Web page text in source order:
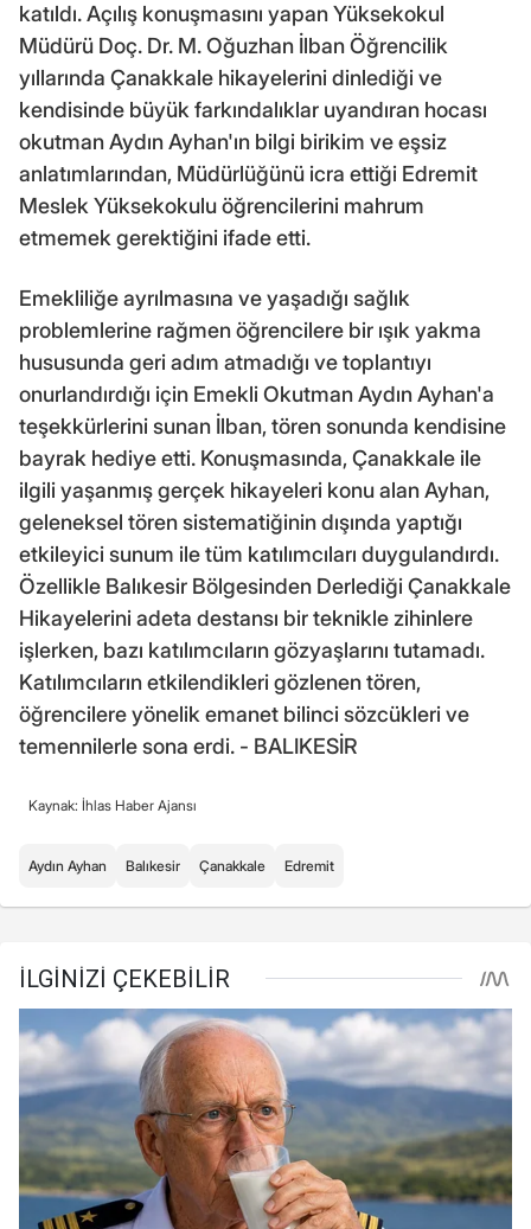
katıldı. Açılış konuşmasını yapan Yüksekokul
Müdürü Doç. Dr. M. Oğuzhan İlban Öğrencilik
yıllarında Çanakkale hikayelerini dinlediği ve
kendisinde büyük farkındalıklar uyandıran hocası
okutman Aydın Ayhan'ın bilgi birikim ve eşsiz
anlatımlarından, Müdürlüğünü icra ettiği Edremit
Meslek Yüksekokulu öğrencilerini mahrum
etmemek gerektiğini ifade etti.
Emekliliğe ayrılmasına ve yaşadığı sağlık
problemlerine rağmen öğrencilere bir ışık yakma
hususunda geri adım atmadığı ve toplantıyı
onurlandırdığı için Emekli Okutman Aydın Ayhan'a
teşekkürlerini sunan İlban, tören sonunda kendisine
bayrak hediye etti. Konuşmasında, Çanakkale ile
ilgili yaşanmış gerçek hikayeleri konu alan Ayhan,
geleneksel tören sistematiğinin dışında yaptığı
etkileyici sunum ile tüm katılımcıları duygulandırdı.
Özellikle Balıkesir Bölgesinden Derlediği Çanakkale
Hikayelerini adeta destansı bir teknikle zihinlere
işlerken, bazı katılımcıların gözyaşlarını tutamadı.
Katılımcıların etkilendikleri gözlenen tören,
öğrencilere yönelik emanet bilinci sözcükleri ve
temennilerle sona erdi. - BALIKESİR
Kaynak: İhlas Haber Ajansı
Aydın Ayhan Balıkesir Çanakkale Edremit